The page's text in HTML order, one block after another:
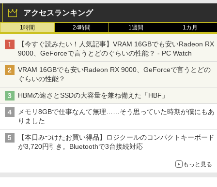
2026】【Office 2019 H&B】富士通 MU
937/Celeron 3865U/メモリ:4GB/8GB/S
SD:128GB/256GB/512GB/1TB/13.3型/
フルHD/wifi/HDMI/USB3.0/中古 ノート
￥9,999
3
【2in1 タブレット PC フル】高性能 富士
通 ARROWS Tab R727 第7世代 Core i5
12.5型 WEBカメラ Windows11 搭載 モ
バイル PC メモリ 4GB ストレージ 128G
3.0 パソコン 中古PC 中古ノートパソコ
ン
3
中古パソコン | NEC | Mate MKM28L-4 |
Windows11 | デスクトップ | 一年保証 |
第8世代 | Core i5 8400 2.8(〜最大4.0)G
Hz | MEM:8GB | SSD:256GB(新品) | DV
Dマルチ | 無線LANなし | Win11Pro64bit
NEC MRM29/L-5 PC-MRM29LZ6ACS5
SSD) DisplayPort x2/アナログRGB出力
DVD+-RW Windows11 Pro 64bit 【中
古】【20260325】
HD）IPSパネル LEDバックライト付 非光
沢 ノングレア 液晶ディスプレイ ディス
プレイポート VGA VESA準拠 【中古】
￥5,500
3
IODATA LCD-DF241EDB 液晶モニター
ニター 1920 x 1080 フルHD 16:9 ADSパ
ネル 非光沢 ノングレア 液晶ディスプレ
イ ディスプレイポート HDMI VGA VESA
準拠 PS4 switch 対応 スイッチ 【中古】
￥6,600
中古 モバイルモニター15.6インチEVICIV
￥11,000
3
【全巻】 日本三國 1-7巻セット （裏少年
サンデーコミックス） [ 松木 いっか ]
￥5,478
4
[新品]シティーハンター CITY HUNTER
セット
￥25,520
アクセスランキング
1時間 24時間 1週間 1カ月
【今すぐ読みたい！人気記事】VRAM 16GBでも安いRadeon RX
9000、GeForceで言うとどのぐらいの性能？ - PC Watch
VRAM 16GBでも安いRadeon RX 9000、GeForceで言うとどの
ぐらいの性能？
HBMの速さとSSDの大容量を兼ね備えた「HBF」
メモリ8GBで仕事なんて無理……そう思っていた時期が僕にもあ
りました
【本日みつけたお買い得品】ロジクールのコンパクトキーボード
が3,720円引き。Bluetoothで3台接続対応
もっと見る